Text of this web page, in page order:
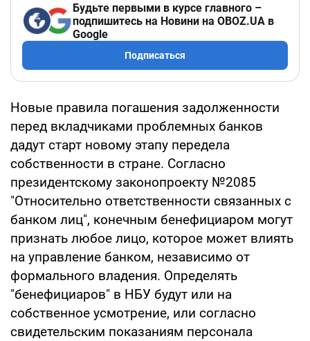
Будьте первыми в курсе главного –
подпишитесь на Новини на OBOZ.UA в
Google
Подписаться
Новые правила погашения задолженности
перед вкладчиками проблемных банков
дадут старт новому этапу передела
собственности в стране. Согласно
президентскому законопроекту №2085
"Относительно ответственности связанных с
банком лиц", конечным бенефициаром могут
признать любое лицо, которое может влиять
на управление банком, независимо от
формального владения. Определять
"бенефициаров" в НБУ будут или на
собственное усмотрение, или согласно
свидетельским показаниям персонала